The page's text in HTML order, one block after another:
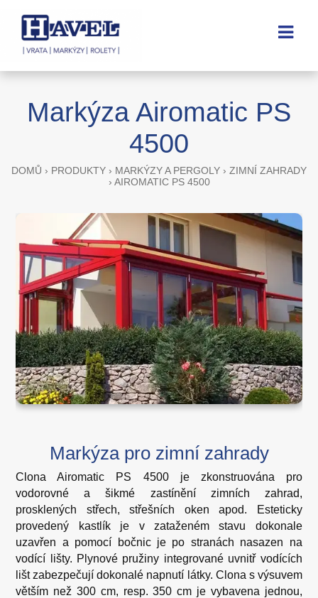
Markýza Airomatic PS
4500
DOMŮ › PRODUKTY › MARKÝZY A PERGOLY › ZIMNÍ ZAHRADY
› AIROMATIC PS 4500
Markýza pro zimní zahrady
Clona Airomatic PS 4500 je zkonstruována pro
vodorovné a šikmé zastínění zimních zahrad,
prosklených střech, střešních oken apod. Esteticky
provedený kastlík je v zataženém stavu dokonale
uzavřen a pomocí bočnic je po stranách nasazen na
vodící lišty. Plynové pružiny integrované uvnitř vodících
lišt zabezpečují dokonalé napnutí látky. Clona s výsuvem
větším než 300 cm, resp. 350 cm je vybavena jednou,